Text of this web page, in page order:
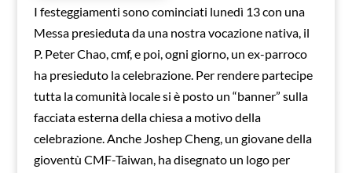
I festeggiamenti sono cominciati lunedì 13 con una
Messa presieduta da una nostra vocazione nativa, il
P. Peter Chao, cmf, e poi, ogni giorno, un ex-parroco
ha presieduto la celebrazione. Per rendere partecipe
tutta la comunità locale si è posto un “banner” sulla
facciata esterna della chiesa a motivo della
celebrazione. Anche Joshep Cheng, un giovane della
gioventù CMF-Taiwan, ha disegnato un logo per